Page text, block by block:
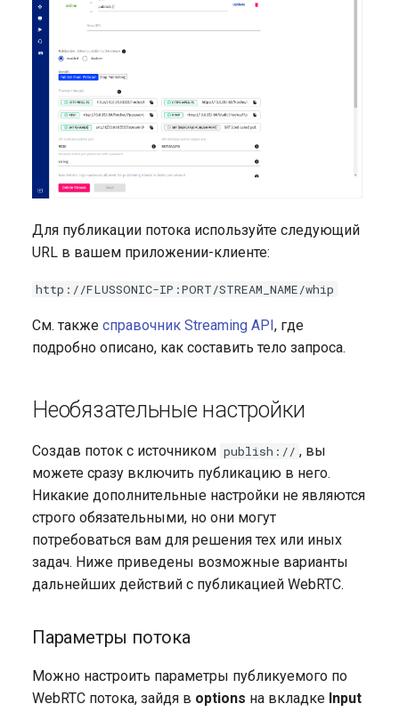
Для публикации потока используйте следующий
URL в вашем приложении-клиенте:
http://FLUSSONIC-IP:PORT/STREAM_NAME/whip
См. также справочник Streaming API, где
подробно описано, как составить тело запроса.
Необязательные настройки
Создав поток с источником publish:// , вы
можете сразу включить публикацию в него.
Никакие дополнительные настройки не являются
строго обязательными, но они могут
потребоваться вам для решения тех или иных
задач. Ниже приведены возможные варианты
дальнейших действий с публикацией WebRTC.
Параметры потока
Можно настроить параметры публикуемого по
WebRTC потока, зайдя в options на вкладке Input